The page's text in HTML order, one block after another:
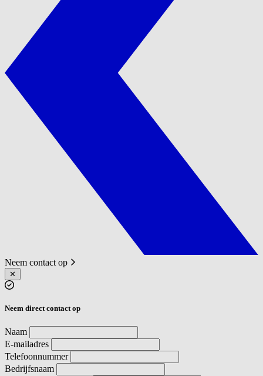
Neem contact op
✕
Neem direct contact op
Naam
E-mailadres
Telefoonnummer
Bedrijfsnaam